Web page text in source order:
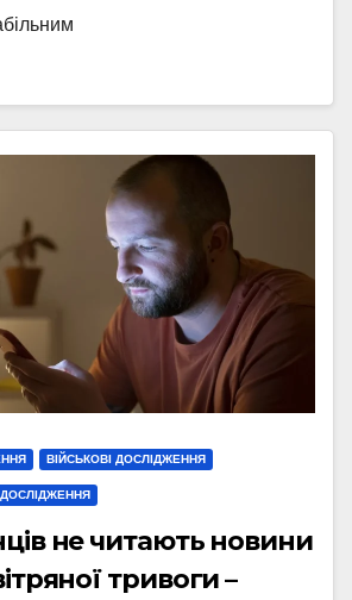
ВІЙСЬКОВІ ДОСЛІДЖЕННЯ
ДОСЛІДЖЕННЯ
не читають новини
тривоги –